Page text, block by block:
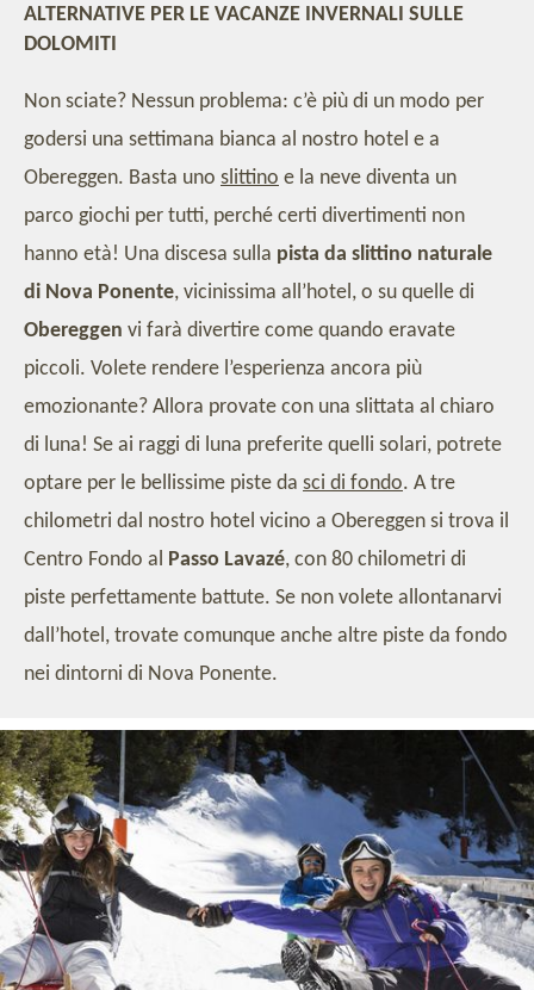
ALTERNATIVE PER LE VACANZE INVERNALI SULLE
DOLOMITI
Non sciate? Nessun problema: c’è più di un modo per
godersi una settimana bianca al nostro hotel e a
Obereggen. Basta uno slittino e la neve diventa un
parco giochi per tutti, perché certi divertimenti non
hanno età! Una discesa sulla pista da slittino naturale
di Nova Ponente, vicinissima all’hotel, o su quelle di
Obereggen vi farà divertire come quando eravate
piccoli. Volete rendere l’esperienza ancora più
emozionante? Allora provate con una slittata al chiaro
di luna! Se ai raggi di luna preferite quelli solari, potrete
optare per le bellissime piste da sci di fondo. A tre
chilometri dal nostro hotel vicino a Obereggen si trova il
Centro Fondo al Passo Lavazé, con 80 chilometri di
piste perfettamente battute. Se non volete allontanarvi
dall’hotel, trovate comunque anche altre piste da fondo
nei dintorni di Nova Ponente.